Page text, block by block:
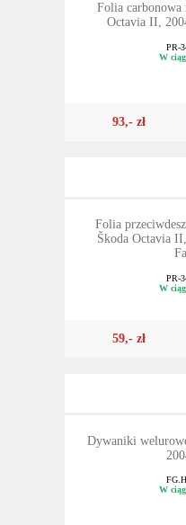
Folia carbonowa
Octavia II,
PR-
W
93,- zł
Folia
Škoda Octavia
PR-
W
59,- zł
Dywaniki
W